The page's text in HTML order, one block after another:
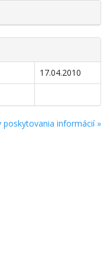
17.04.2010
poskytovania informácií »